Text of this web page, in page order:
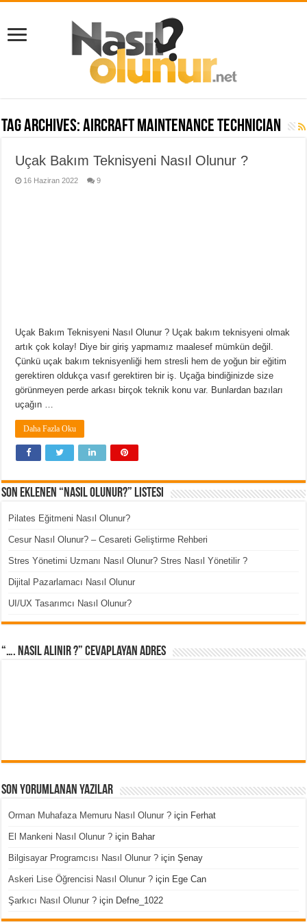
Tag Archives:aircraft maintenance technician
Uçak Bakım Teknisyeni Nasıl Olunur ?
16 Haziran 2022 9
Uçak Bakım Teknisyeni Nasıl Olunur ? Uçak bakım teknisyeni olmak
artık çok kolay! Diye bir giriş yapmamız maalesef mümkün değil.
Çünkü uçak bakım teknisyenliği hem stresli hem de yoğun bir eğitim
gerektiren oldukça vasıf gerektiren bir iş. Uçağa bindiğinizde size
görünmeyen perde arkası birçok teknik konu var. Bunlardan bazıları
uçağın …
Daha Fazla Oku
Son Eklenen “Nasıl Olunur?” Listesi
Pilates Eğitmeni Nasıl Olunur?
Cesur Nasıl Olunur? – Cesareti Geliştirme Rehberi
Stres Yönetimi Uzmanı Nasıl Olunur? Stres Nasıl Yönetilir ?
Dijital Pazarlamacı Nasıl Olunur
UI/UX Tasarımcı Nasıl Olunur?
“…. Nasıl Alınır ?” cevaplayan adres
Son Yorumlanan Yazılar
Orman Muhafaza Memuru Nasıl Olunur ? için Ferhat
El Mankeni Nasıl Olunur ? için Bahar
Bilgisayar Programcısı Nasıl Olunur ? içinŞenay
Askeri Lise Öğrencisi Nasıl Olunur ? için Ege Can
Şarkıcı Nasıl Olunur ? için Defne_1022